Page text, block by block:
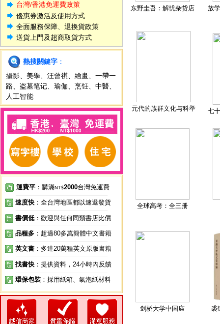
台灣/香港免運費政策
優惠券激活及使用方式
全面服務保障、退換貨政策
送貨上門及超商取貨方式
熱搜關鍵字 ：
攝影
美學 汪曾祺 繪畫
一帶一
路
盗墓笔记 瑜伽 烹饪 中醫
人工智能
運費平 ：購滿NT$2000台灣免運費
速度快 ：全台灣地區都以速遞發貨
書價低 ：歡迎與任何同類書店比價
品種多 ：超過80多萬簡體中文書籍
英文書 ：多達20萬種英文原版書籍
找書快 ：提供資料，24小時內反饋
環保包裝 ：採用紙箱、氣泡紙材料
东野圭吾：解忧杂货店 放
元代的族群文化与科举 七
全球高考：全三册
剑桥大学中国庙 裘